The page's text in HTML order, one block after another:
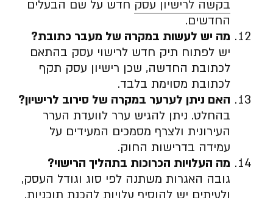
בקשה לרישיון עסק חדש על שם הבעלים
החדשים.
מה יש לעשות במקרה של מעבר כתובת?
יש לפתוח תיק חדש לרישוי עסק בהתאם
לכתובת החדשה, שכן רישיון עסק תקף
לכתובת מסוימת בלבד.
האם ניתן לערער במקרה של סירוב לרישיון?
בהחלט. ניתן להגיש ערר לוועדת הערר
העירונית ולצרף מסמכים המעידים על
עמידה בדרישות החוק.
מה העלויות הכרוכות בתהליך הרישוי?
גובה האגרות משתנה לפי סוג וגודל העסק,